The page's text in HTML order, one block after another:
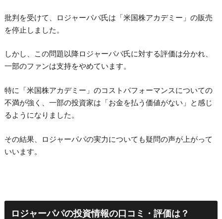
批判を受けて、ロジャーパパ氏は「米国株アカデミー」の販売
を停止しました。
しかし、この問題以降ロジャーパパ氏に対する評価は分かれ、
一部のファンは支持をやめています。
特に「米国株アカデミー」のコストパフォーマンスについての
不満が強く、一部の投資家は「お金を払う価値がない」と感じ
るようになりました。
その結果、ロジャーパパの実力についても疑問の声が上がって
いいます。
ロジャーパパの投資情報の口コミ・評価は？